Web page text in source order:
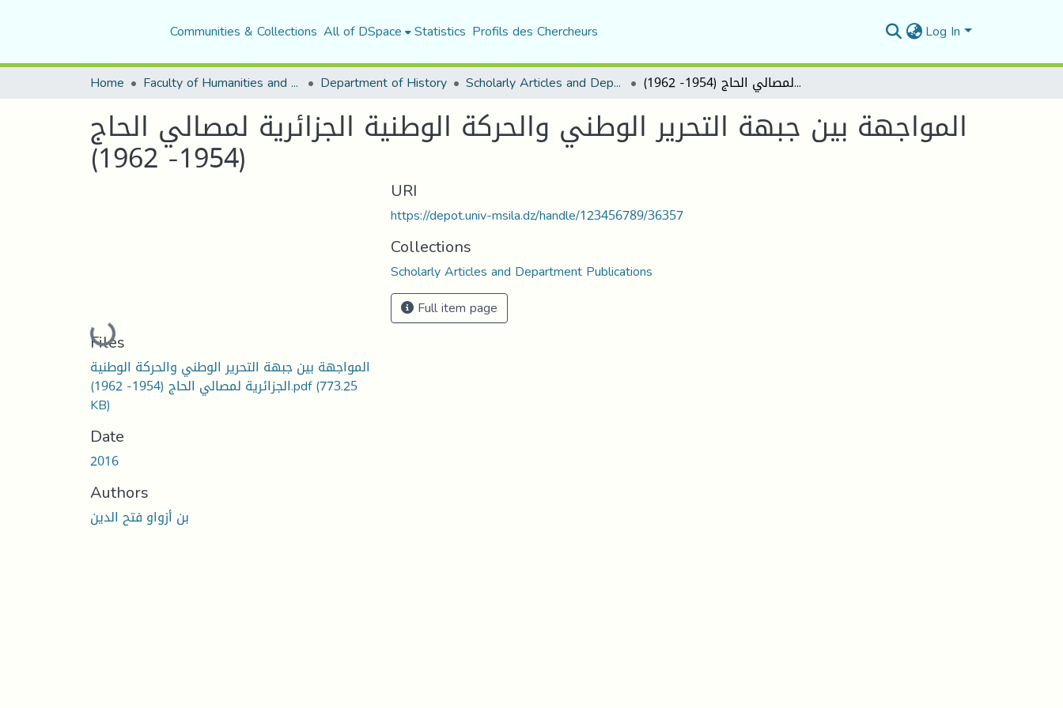
Communities & Collections All of DSpace Statistics Profils des Chercheurs Log In
Home Faculty of Humanities and Social Sciences Department of History Scholarly Articles and Department Publications المواجهة بين جبهة التحرير الوطني والحركة الوطنية الجزائرية لمصالي الحاج (1954- 1962)
المواجهة بين جبهة التحرير الوطني والحركة الوطنية الجزائرية لمصالي الحاج
(1954- 1962)
Loading...
Files
المواجهة بين جبهة التحرير الوطني والحركة الوطنية
الجزائرية لمصالي الحاج (1954- 1962).pdf(773.25
KB)
Date
2016
Authors
بن أزواو فتح الدين
URI
https://depot.univ-msila.dz/handle/123456789/36357
Collections
Scholarly Articles and Department Publications
Full item page